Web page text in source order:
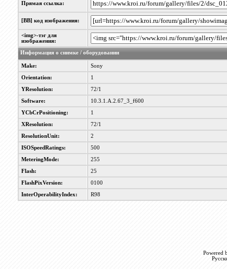
Прямая ссылка:
[BB] код изображения:
<img>-тэг для
изображения:
Информация о снимке / оборудовании
Make: Sony
Orientation: 1
YResolution: 72/1
Software: 10.3.1.A.2.67_3_f600
YCbCrPositioning: 1
XResolution: 72/1
ResolutionUnit: 2
ISOSpeedRatings: 500
MeteringMode: 255
Flash: 25
FlashPixVersion: 0100
InterOperabilityIndex: R98
Powered